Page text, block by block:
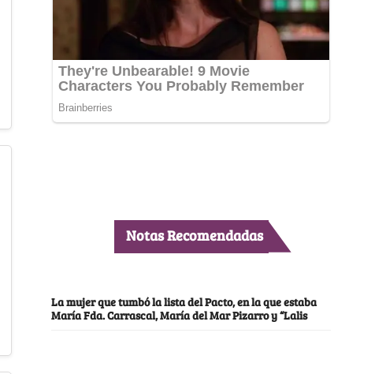
Notas Recomendadas
La mujer que tumbó la lista del Pacto, en la que estaba
María Fda. Carrascal, María del Mar Pizarro y “Lalis